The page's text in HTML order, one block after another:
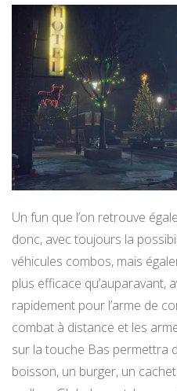
Un fun que l’on retrouve
donc, avec toujours la
véhicules combos, mais
plus efficace qu’auparavant,
rapidement pour l’arme de
combat à distance et les
sur la touche Bas permettra
boisson, un burger, un